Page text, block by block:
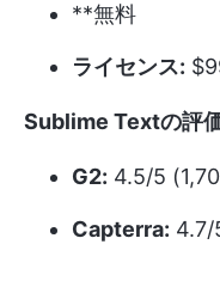
**無料
ライセンス:
Sublime Textの評
G2: 4.5/5
Capterra: 4.7/